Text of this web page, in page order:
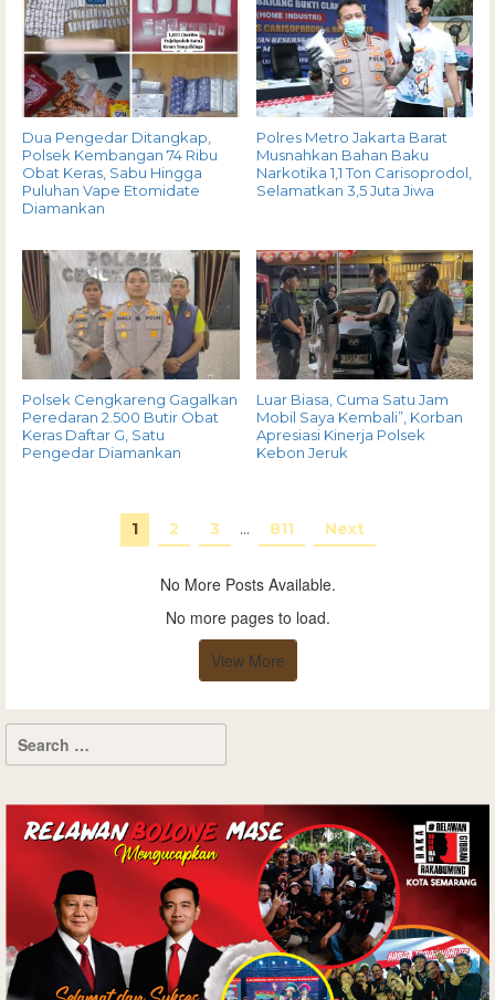
Dua Pengedar Ditangkap,
Polsek Kembangan 74 Ribu
Obat Keras, Sabu Hingga
Puluhan Vape Etomidate
Diamankan
Polres Metro Jakarta Barat
Musnahkan Bahan Baku
Narkotika 1,1 Ton Carisoprodol,
Selamatkan 3,5 Juta Jiwa
Polsek Cengkareng Gagalkan
Peredaran 2.500 Butir Obat
Keras Daftar G, Satu
Pengedar Diamankan
Luar Biasa, Cuma Satu Jam
Mobil Saya Kembali”, Korban
Apresiasi Kinerja Polsek
Kebon Jeruk
1 2 3 … 811 Next
No More Posts Available.
No more pages to load.
View More